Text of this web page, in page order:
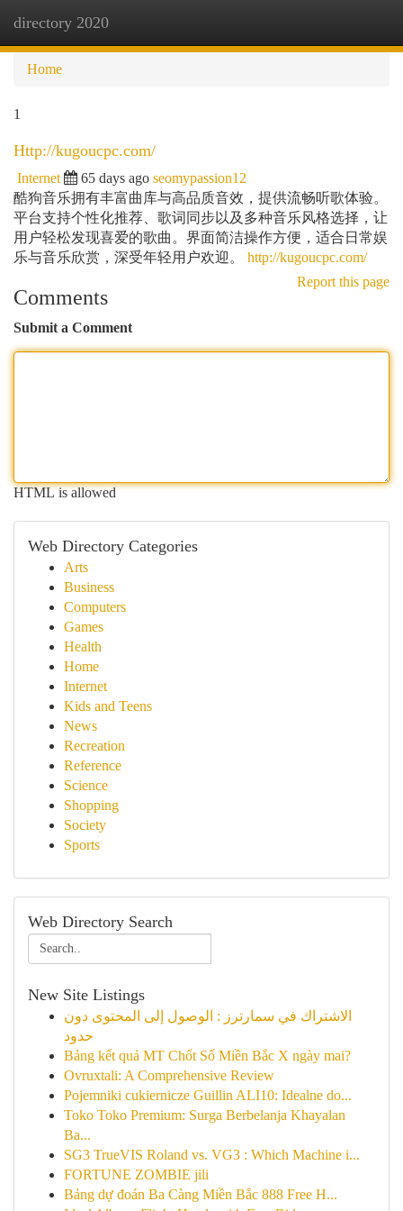
directory 2020
Home
1
Http://kugoucpc.com/
Internet 65 days ago seomypassion12
酷狗音乐拥有丰富曲库与高品质音效，提供流畅听歌体验。
平台支持个性化推荐、歌词同步以及多种音乐风格选择，让
用户轻松发现喜爱的歌曲。界面简洁操作方便，适合日常娱
乐与音乐欣赏，深受年轻用户欢迎。 http://kugoucpc.com/
Report this page
Comments
Submit a Comment
HTML is allowed
Web Directory Categories
Arts
Business
Computers
Games
Health
Home
Internet
Kids and Teens
News
Recreation
Reference
Science
Shopping
Society
Sports
Web Directory Search
New Site Listings
الاشتراك في سمارترز : الوصول إلى المحتوى دون
حدود
Bảng kết quả MT Chốt Số Miền Bắc X ngày mai?
Ovruxtali: A Comprehensive Review
Pojemniki cukiernicze Guillin ALI10: Idealne do...
Toko Toko Premium: Surga Berbelanja Khayalan
Ba...
SG3 TrueVIS Roland vs. VG3 : Which Machine i...
FORTUNE ZOMBIE jili
Bảng dự đoán Ba Càng Miền Bắc 888 Free H...